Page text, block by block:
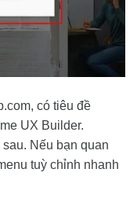
có tiêu đề
UX Builder.
Nếu bạn quan
tuỳ chỉnh nhanh